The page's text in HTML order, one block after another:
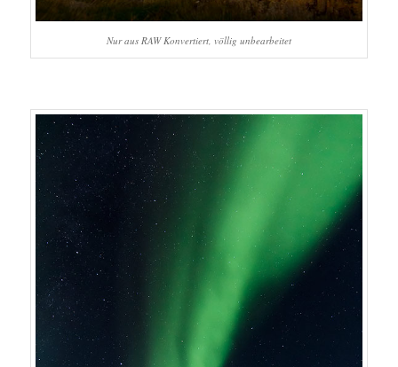
Nur aus RAW Konvertiert, völlig unbearbeitet